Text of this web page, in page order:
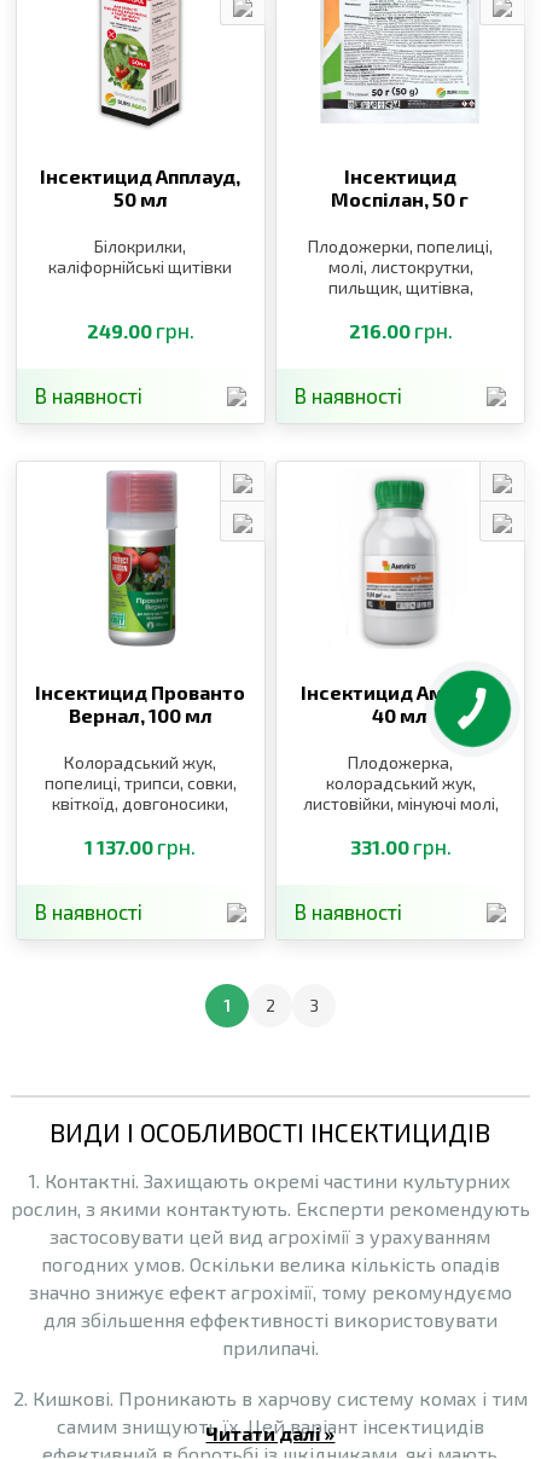
Інсектицид Апплауд,
50 мл
Білокрилки,
каліфорнійські щитівки
249.00 грн.
В наявності
Інсектицид
Моспілан, 50 г
Плодожерки, попелиці,
молі, листокрутки,
пильщик, щитівка,
п’явиці, довгоносики,
саранові, білокрилки
216.00 грн.
В наявності
Інсектицид Прованто
Вернал, 100 мл
Колорадський жук,
попелиці, трипси, совки,
квіткоїд, довгоносики,
мінуючі молі, листовійка,
листоблішки
1 137.00 грн.
В наявності
Інсектицид Ампліго,
40 мл
Плодожерка,
колорадський жук,
листовійки, мінуючі молі,
331.00 грн.
В наявності
1 2 3
ВИДИ І ОСОБЛИВОСТІ ІНСЕКТИЦИДІВ
1. Контактні. Захищають окремі частини культурних
рослин, з якими контактують. Експерти рекомендують
застосовувати цей вид агрохімії з урахуванням
погодних умов. Оскільки велика кількість опадів
значно знижує ефект агрохімії, тому рекомундуємо
для збільшення еффективності використовувати
прилипачі.
2. Кишкові. Проникають в харчову систему комах і тим
самим знищують їх. Цей варіант інсектицидів
ефективний в боротьбі із шкідниками, які мають
Читати далі »